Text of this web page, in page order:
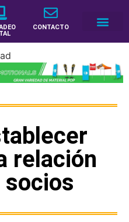
CONTACTO
relación